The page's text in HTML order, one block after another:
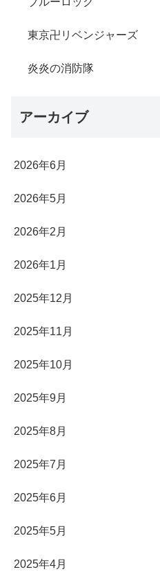
東京卍リベンジャーズ
炎炎の消防隊
アーカイブ
2026年6月
2026年5月
2026年2月
2026年1月
2025年12月
2025年11月
2025年10月
2025年9月
2025年8月
2025年7月
2025年6月
2025年5月
2025年4月